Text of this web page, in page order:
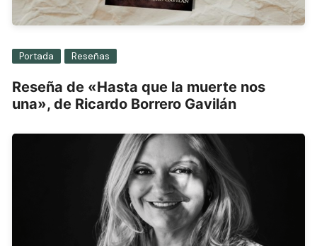
Portada Reseñas
Reseña de «Hasta que la muerte nos
una», de Ricardo Borrero Gavilán